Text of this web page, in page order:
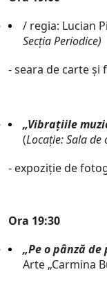
/ regia:
Secția Periodice)
- seara de carte
„Vibrațiile
(Locație: Sala de
- expoziție de
Ora 19:30
„Pe o pânză
Arte „Carmina